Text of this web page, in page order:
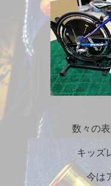
数々の
キッズ
今は